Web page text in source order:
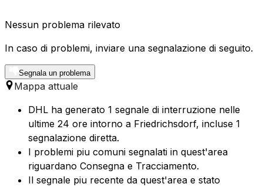
Nessun problema rilevato
In caso di problemi, inviare una segnalazione di seguito.
Segnala un problema
Mappa attuale
DHL ha generato 1 segnale di interruzione nelle
ultime 24 ore intorno a Friedrichsdorf, incluse 1
segnalazione diretta.
I problemi piu comuni segnalati in quest'area
riguardano Consegna e Tracciamento.
Il segnale piu recente da quest'area e stato